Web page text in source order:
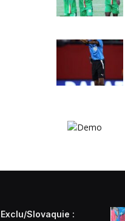
Exclu/Slovaquie :